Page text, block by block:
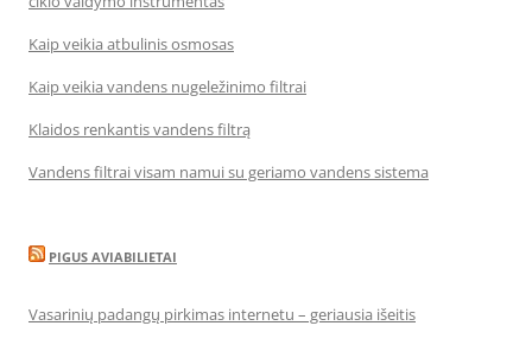
Kaip veikia atbulinis osmosas
Kaip veikia vandens nugeležinimo filtrai
Klaidos renkantis vandens filtrą
Vandens filtrai visam namui su geriamo vandens sistema
PIGUS AVIABILIETAI
Vasarinių padangų pirkimas internetu – geriausia išeitis